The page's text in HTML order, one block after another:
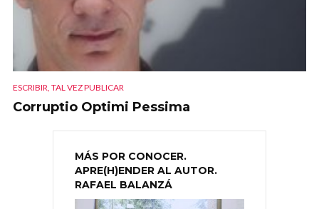
ESCRIBIR, TAL VEZ PUBLICAR
Corruptio Optimi Pessima
MÁS POR CONOCER.
APRE(H)ENDER AL AUTOR.
RAFAEL BALANZÁ